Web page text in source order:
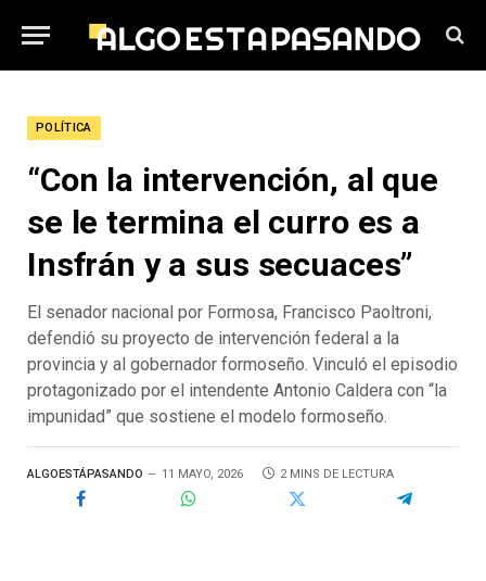
POLÍTICA
“Con la intervención, al que
se le termina el curro es a
Insfrán y a sus secuaces”
El senador nacional por Formosa, Francisco Paoltroni,
defendió su proyecto de intervención federal a la
provincia y al gobernador formoseño. Vinculó el episodio
protagonizado por el intendente Antonio Caldera con “la
impunidad” que sostiene el modelo formoseño.
ALGOESTÁPASANDO 11 MAYO, 2026 2 MINS DE LECTURA